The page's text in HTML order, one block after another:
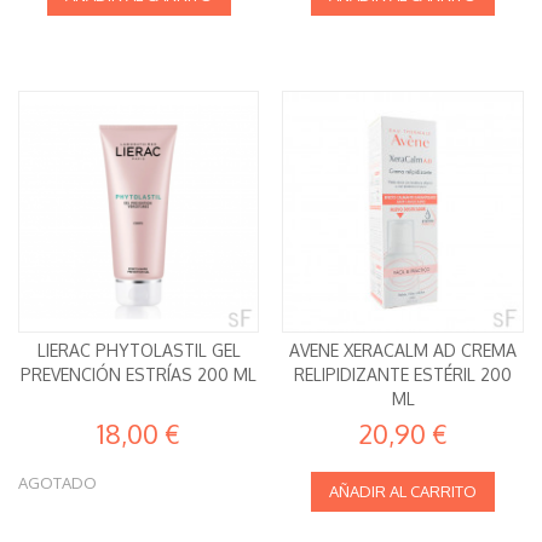
LIERAC PHYTOLASTIL GEL
PREVENCIÓN ESTRÍAS 200 ML
18,00 €
AGOTADO
AVENE XERACALM AD CREMA
RELIPIDIZANTE ESTÉRIL 200
ML
20,90 €
AÑADIR AL CARRITO